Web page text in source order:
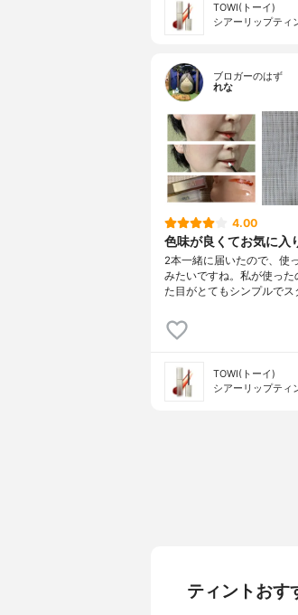
TOWI(トーイ)
シアーリップティ
ブロガーのはず
れな
4.00
色味が良くてお気に入
2本一緒に届いたので、使
みたいですね。私が使っ
た目がとてもシンプルで
TOWI(トーイ)
シアーリップティ
ティントおす